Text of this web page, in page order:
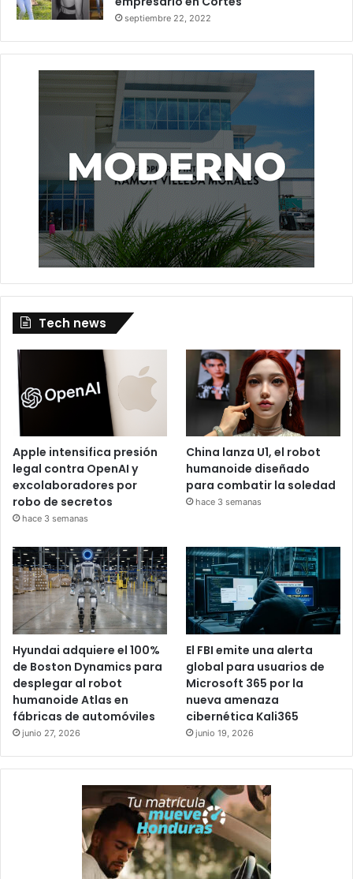
septiembre 22, 2022
Tech news
Apple intensifica presión
legal contra OpenAI y
excolaboradores por
robo de secretos
hace 3 semanas
China lanza U1, el robot
humanoide diseñado
para combatir la soledad
hace 3 semanas
Hyundai adquiere el 100%
de Boston Dynamics para
desplegar al robot
humanoide Atlas en
fábricas de automóviles
junio 27, 2026
El FBI emite una alerta
global para usuarios de
Microsoft 365 por la
nueva amenaza
cibernética Kali365
junio 19, 2026